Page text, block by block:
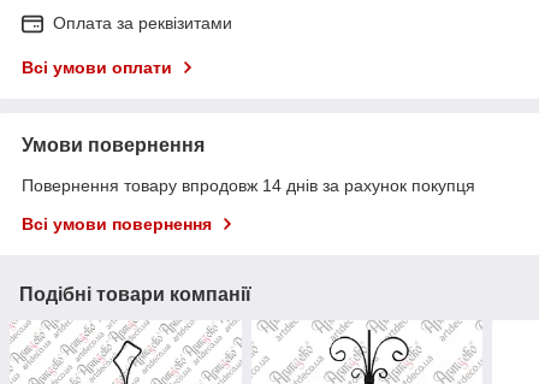
Оплата за реквізитами
Всі умови оплати
Умови повернення
Повернення товару впродовж 14 днів за рахунок покупця
Всі умови повернення
Подібні товари компанії